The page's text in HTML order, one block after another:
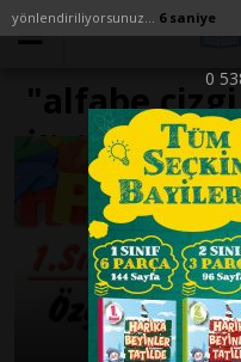
yönlendiriliyorsunuz... 6 saniye
0
"alfabe çizgi
İlişikli